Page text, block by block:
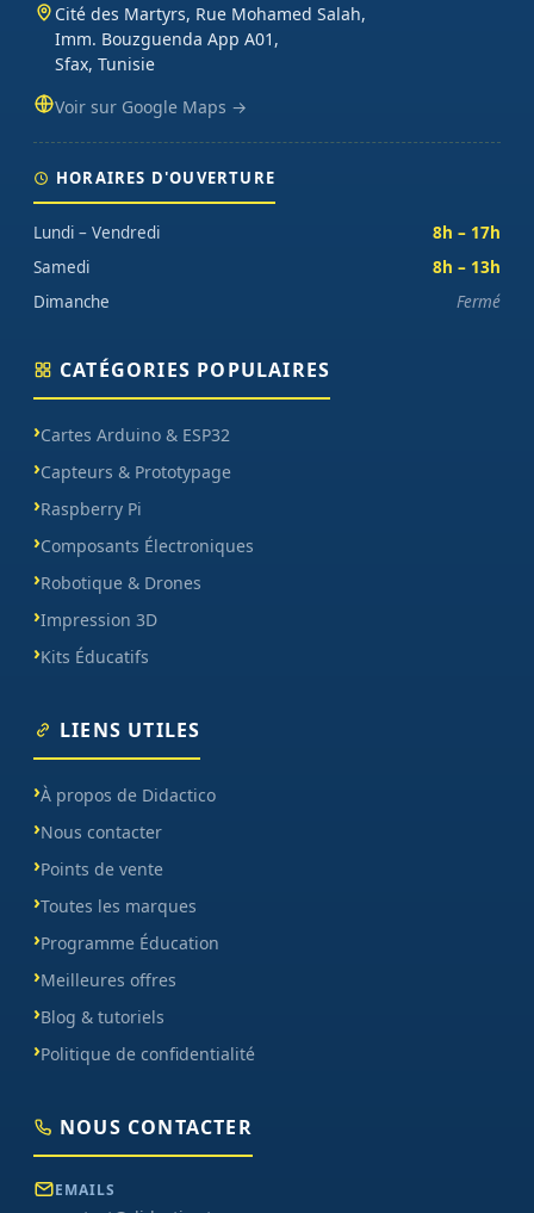
Cité des Martyrs, Rue Mohamed Salah,
Imm. Bouzguenda App A01,
Sfax, Tunisie
Voir sur Google Maps →
HORAIRES D'OUVERTURE
Lundi – Vendredi
8h – 17h
Samedi
8h – 13h
Dimanche
Fermé
CATÉGORIES POPULAIRES
Cartes Arduino & ESP32
Capteurs & Prototypage
Raspberry Pi
Composants Électroniques
Robotique & Drones
Impression 3D
Kits Éducatifs
LIENS UTILES
À propos de Didactico
Nous contacter
Points de vente
Toutes les marques
Programme Éducation
Meilleures offres
Blog & tutoriels
Politique de confidentialité
NOUS CONTACTER
EMAILS